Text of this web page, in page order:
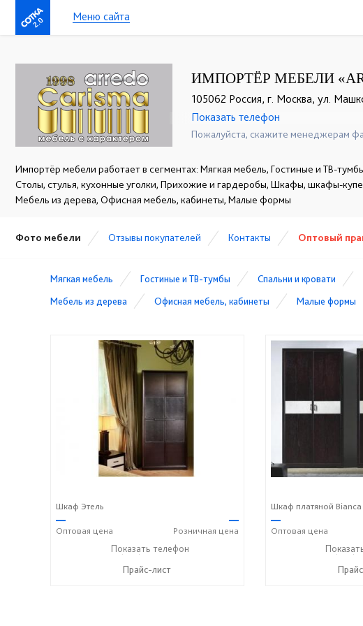
2.0 Меню сайта
ИМПОРТЁР МЕБЕЛИ
105062 Россия, г. Москва, ул.
☎+7 (495) 542-81-67
Показать телефон
Пожалуйста, скажите менеджерам
Импортёр мебели работает в сегментах: Мягкая мебель, Гостиные и ТВ-
Столы, стулья, кухонные уголки, Прихожие и гардеробы, Шкафы, шкафы-
Мебель из дерева, Офисная мебель, кабинеты, Малые формы
Фото мебели Отзывы покупателей Контакты Оптовый
Мягкая мебель Гостиные и ТВ-тумбы Спальни и кровати
Мебель из дерева
Офисная мебель, кабинеты Малые формы
Шкаф Этель
—
Оптовая цена
—
Розничная цена
+7 (495) 542-81-67
Показать телефон
Прайс-лист
Шкаф платяной Bianca
—
Оптовая цена
+7 (495)